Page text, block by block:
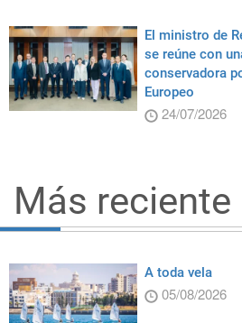
El ministro de
se reúne con
conservadora
Europeo
24/07/2026
Más reciente
A toda vela
05/08/2026